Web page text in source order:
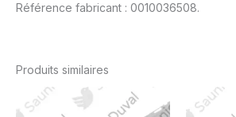
Référence fabricant : 0010036508.
Produits similaires